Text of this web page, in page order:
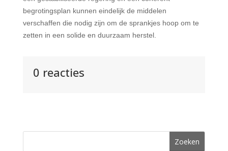
begrotingsplan kunnen eindelijk de middelen
verschaffen die nodig zijn om de sprankjes hoop om te
zetten in een solide en duurzaam herstel.
0 reacties